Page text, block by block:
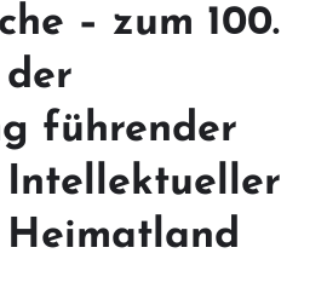
– zum 100.
führender
Intellektueller